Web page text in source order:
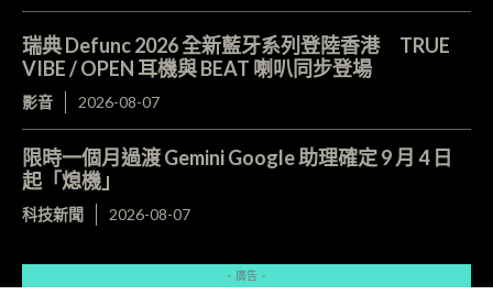
瑞典 Defunc 2026 全新藍牙系列登陸香港 TRUE
VIBE / OPEN 耳機與 BEAT 喇叭同步登場
影音 2026-08-07
限時一個月過渡 Gemini Google 助理確定 9 月 4 日
起「熄機」
科技新聞 2026-08-07
- 廣告 -